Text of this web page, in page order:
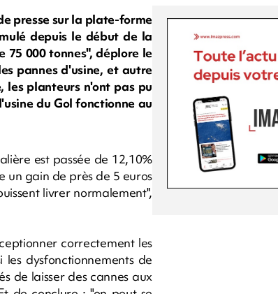
presse sur la plate-forme
depuis le début de la
75 000 tonnes", déplore le
pannes d'usine, et autre
planteurs n'ont pas pu
du Gol fonctionne au
est passée de 12,10%
un gain de près de 5 euros
livrer normalement",
correctement les
dysfonctionnements de
de laisser des cannes aux